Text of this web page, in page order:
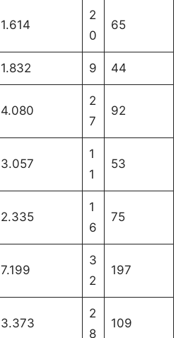
1.614
2
0
65
1.832 9 44
4.080
2
7
92
3.057
1
1
53
2.335
1
6
75
7.199
3
2
197
3.373
2
8
109